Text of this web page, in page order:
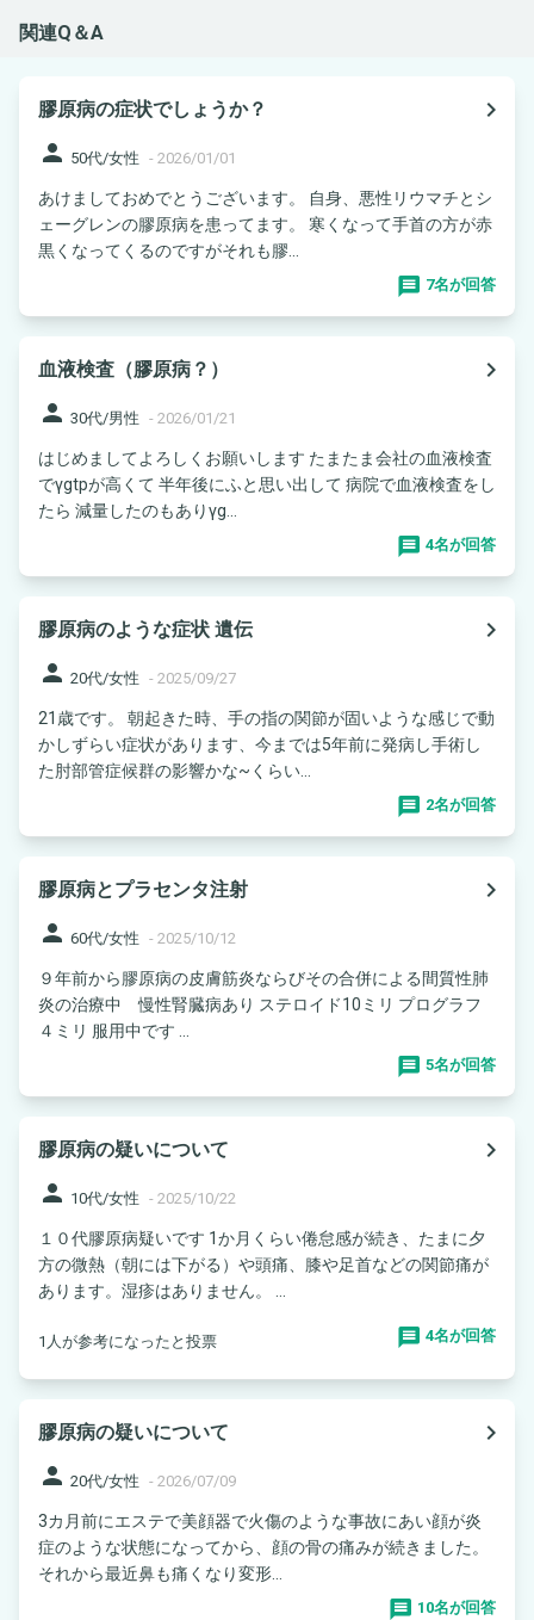
関連Q＆A
膠原病の症状でしょうか？
navigate_next
person 50代/女性 - 2026/01/01
あけましておめでとうございます。 自身、悪性リウマチとシ
ェーグレンの膠原病を患ってます。 寒くなって手首の方が赤
黒くなってくるのですがそれも膠...
7名が回答
血液検査（膠原病？）
navigate_next
person 30代/男性 - 2026/01/21
はじめましてよろしくお願いします たまたま会社の血液検査
でγgtpが高くて 半年後にふと思い出して 病院で血液検査をし
たら 減量したのもありγg...
4名が回答
膠原病のような症状 遺伝
navigate_next
person 20代/女性 - 2025/09/27
21歳です。 朝起きた時、手の指の関節が固いような感じで動
かしずらい症状があります、今までは5年前に発病し手術し
た肘部管症候群の影響かな~くらい...
2名が回答
膠原病とプラセンタ注射
navigate_next
person 60代/女性 - 2025/10/12
９年前から膠原病の皮膚筋炎ならびその合併による間質性肺
炎の治療中 慢性腎臓病あり ステロイド10ミリ プログラフ
４ミリ 服用中です ...
5名が回答
膠原病の疑いについて
navigate_next
person 10代/女性 - 2025/10/22
１０代膠原病疑いです 1か月くらい倦怠感が続き、たまに夕
方の微熱（朝には下がる）や頭痛、膝や足首などの関節痛が
あります。湿疹はありません。 ...
1人が参考になったと投票 4名が回答
膠原病の疑いについて
navigate_next
person 20代/女性 - 2026/07/09
3カ月前にエステで美顔器で火傷のような事故にあい顔が炎
症のような状態になってから、顔の骨の痛みが続きました。
それから最近鼻も痛くなり変形...
10名が回答